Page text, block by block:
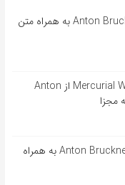
آهنگ آلمانی Zerrissen از Anton Bruckner به همراه متن
آهنگ آلمانی Mercurial Worst Case Band از Anton
آهنگ آلمانی Wer wir sind از Anton Bruckner به همراه